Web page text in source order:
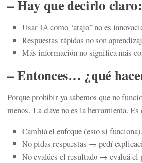
– Hay que decirlo claro:
Usar IA como “atajo” no es
Respuestas rápidas no son
Más información no significa más
– Entonces… ¿qué
Porque prohibir ya sabemos que no
menos. La clave no es la herramienta. Es
Cambiá el enfoque (esto sí funciona).
No pidas respuestas → pedí
No evalúes el resultado → evaluá el